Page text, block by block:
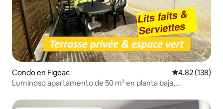
Condo en Figeac Calificación
4.82 (138)
Luminoso apartamento de 50 m² en planta baja,